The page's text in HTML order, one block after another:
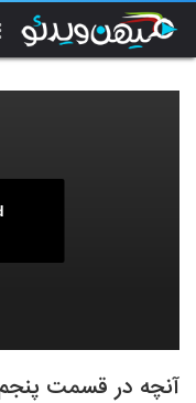
آنچه در قسمت